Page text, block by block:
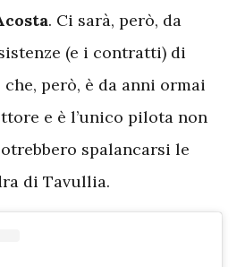
. Ci sarà, però, da
(e i contratti) di
però, è da anni ormai
e è l’unico pilota non
spalancarsi le
di Tavullia.